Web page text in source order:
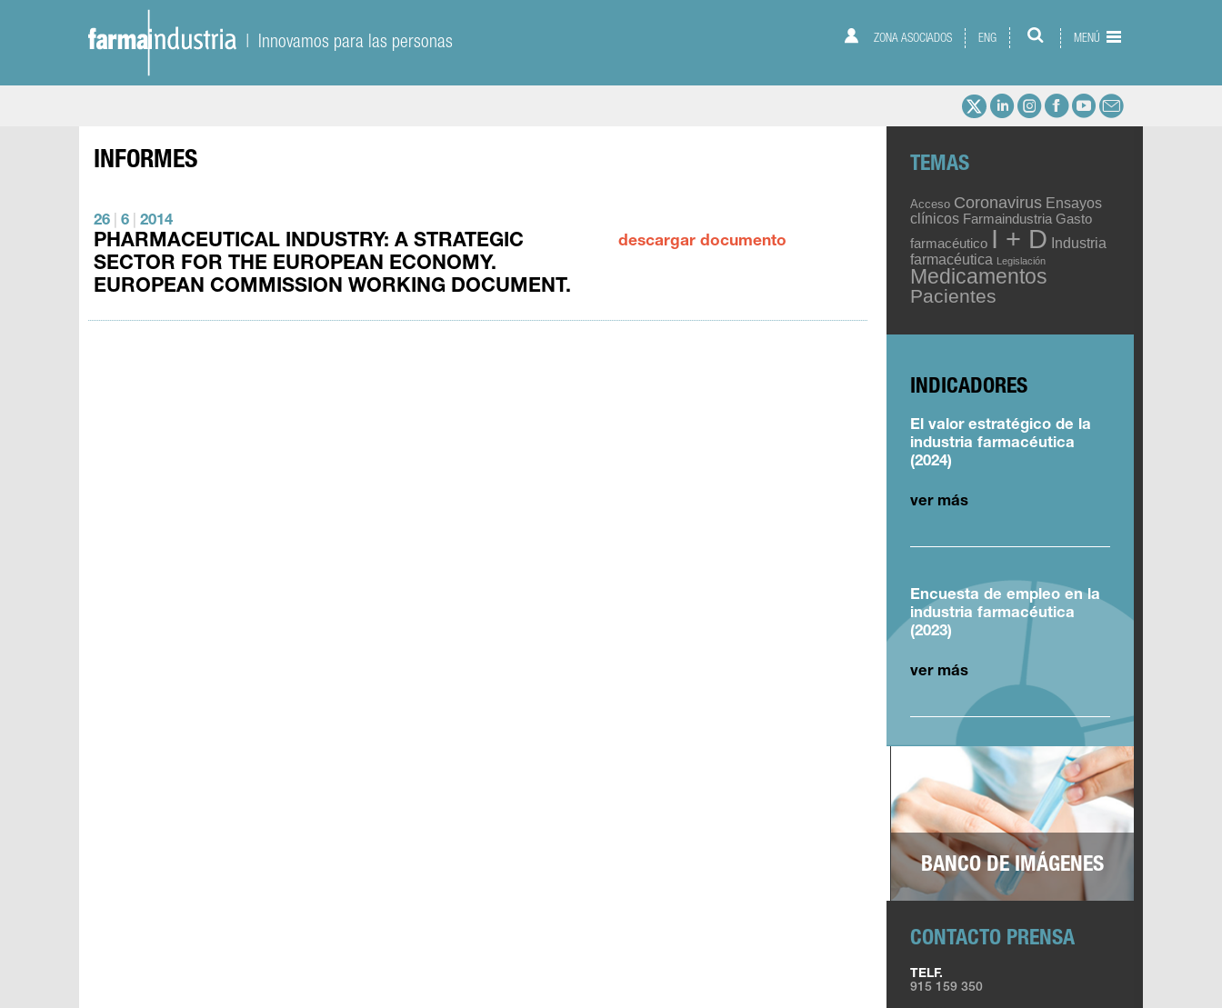
| Innovamos para las personas ZONA ASOCIADOS ENG MENÚ
INFORMES
26 6 2014
PHARMACEUTICAL INDUSTRY: A STRATEGIC
SECTOR FOR THE EUROPEAN ECONOMY.
EUROPEAN COMMISSION WORKING DOCUMENT.
descargar documento
TEMAS
Acceso Coronavirus Ensayos
clínicos Farmaindustria Gasto
farmacéutico I + D Industria
farmacéutica Legislación
Medicamentos
Pacientes
INDICADORES
El valor estratégico de la
industria farmacéutica
(2024)
ver más
Encuesta de empleo en la
industria farmacéutica
(2023)
ver más
BANCO DE IMÁGENES
CONTACTO PRENSA
TELF.
915 159 350